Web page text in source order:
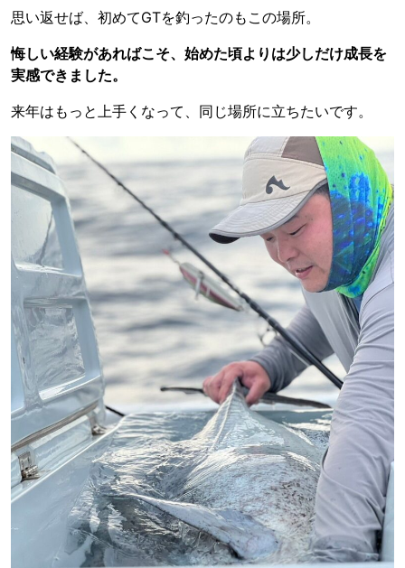
思い返せば、初めてGTを釣ったのもこの場所。
悔しい経験があればこそ、始めた頃よりは少しだけ成長を
実感できました。
来年はもっと上手くなって、同じ場所に立ちたいです。